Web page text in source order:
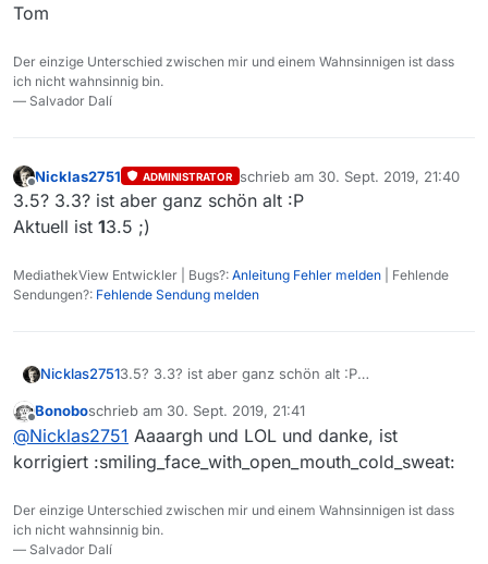
Tom
Der einzige Unterschied zwischen mir und einem Wahnsinnigen ist dass
ich nicht wahnsinnig bin.
— Salvador Dalí
Offline
Nicklas2751 ADMINISTRATOR schrieb am 30. Sept. 2019, 21:40
zuletzt editiert von
3.5? 3.3? ist aber ganz schön alt :P
Aktuell ist 13.5 ;)
MediathekView Entwickler | Bugs?: Anleitung Fehler melden | Fehlende
Sendungen?: Fehlende Sendung melden
Nicklas27513.5? 3.3? ist aber ganz schön alt :P
Offline
Bonoboschrieb am 30. Sept. 2019, 21:41
zuletzt editiert von
@Nicklas2751 Aaaargh und LOL und danke, ist
korrigiert :smiling_face_with_open_mouth_cold_sweat:
Der einzige Unterschied zwischen mir und einem Wahnsinnigen ist dass
ich nicht wahnsinnig bin.
— Salvador Dalí